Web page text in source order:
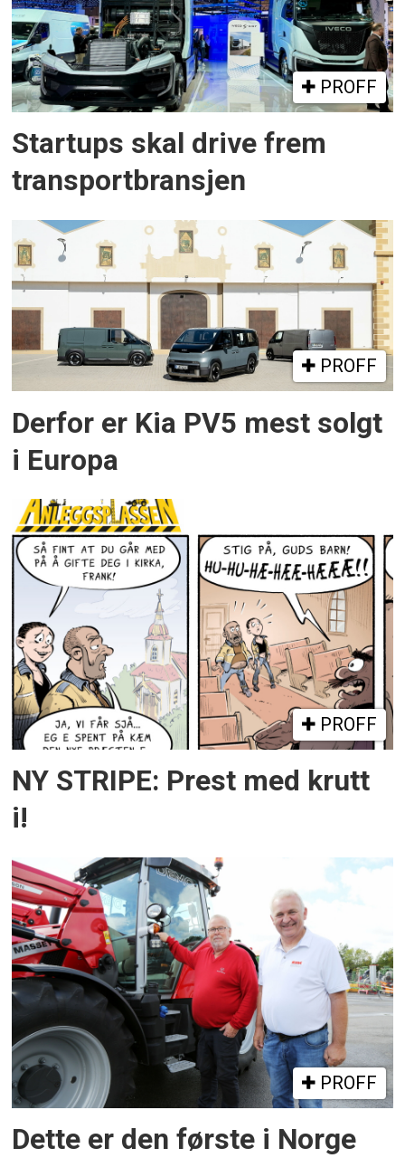
PROFF
Startups skal drive frem
transportbransjen
PROFF
Derfor er Kia PV5 mest solgt
i Europa
PROFF
NY STRIPE: Prest med krutt
i!
PROFF
Dette er den første i Norge